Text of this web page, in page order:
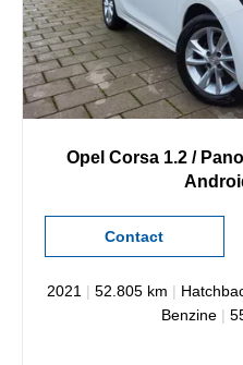
Opel Corsa 1.2 /
Contact
2021 | 52.805 km |
Benzine |